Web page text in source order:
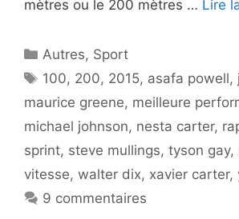
mètres ou le 200 mètres … Lire
Catégories
Autres, Sport
Étiquettes
100, 200, 2015, asafa powell,
maurice greene, meilleure
michael johnson, nesta carter,
sprint, steve mullings, tyson gay,
vitesse, walter dix, xavier carter,
9 commentaires